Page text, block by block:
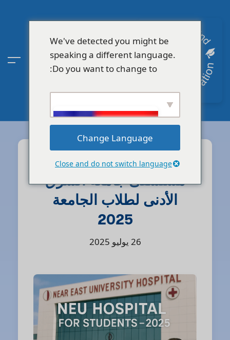
الجامعة
مستشفى جامعة الشرق
الأدنى لطلاب الجامعة
2025
26 يوليو 2025
We've detected you might be
speaking a different language.
Do you want to change to:
Change Language
Close and do not switch language